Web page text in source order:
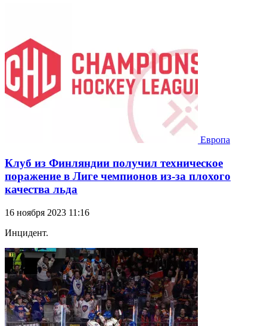
Европа
Клуб из Финляндии получил техническое
поражение в Лиге чемпионов из-за плохого
качества льда
16 ноября 2023 11:16
Инцидент.